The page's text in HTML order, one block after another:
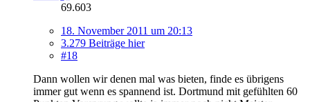
69.603
18. November 2011 um 20:13
3.279 Beiträge hier
#18
Dann wollen wir denen mal was bieten, finde es übrigens
immer gut wenn es spannend ist. Dortmund mit gefühlten 60